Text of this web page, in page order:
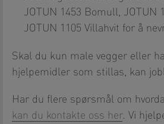
JOTUN 1453 Bomull, JOTUN
JOTUN 1105 Villahvit for å
Skal du kun male vegger eller
hjelpemidler som stillas, kan
Har du flere spørsmål om
kan du kontakte oss her. Vi